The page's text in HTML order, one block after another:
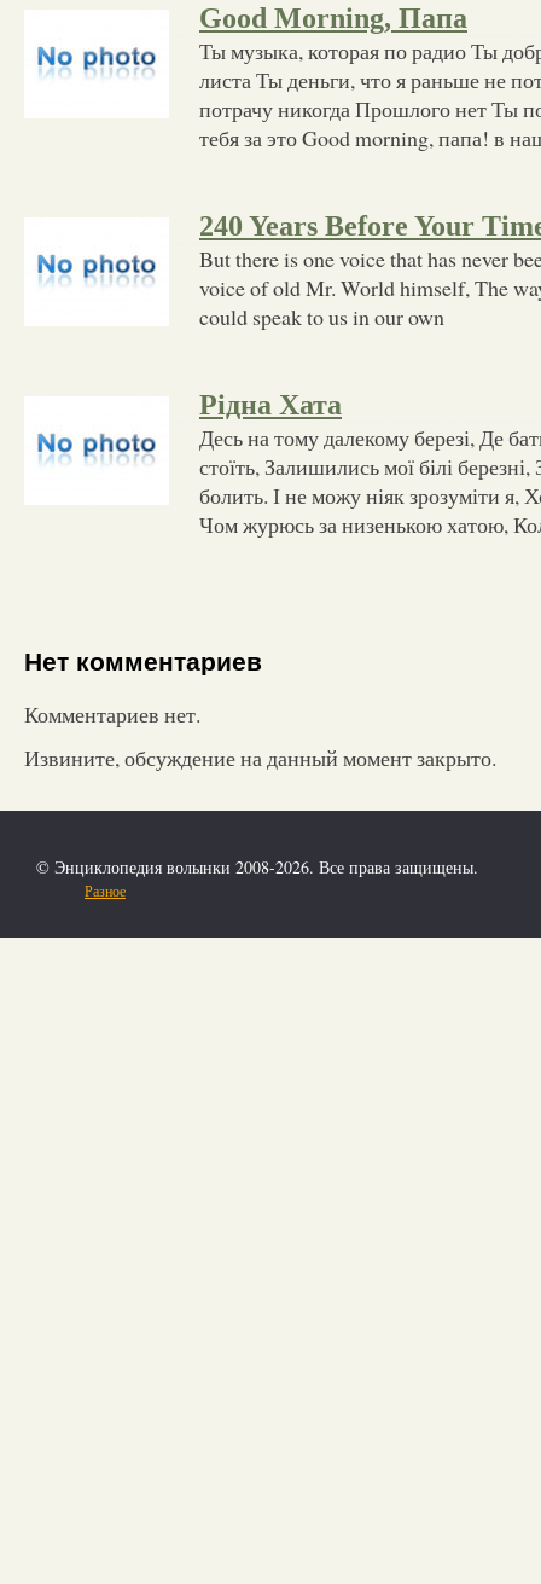
Good Morning, Папа
Ты музыка, которая по радио Ты
листа Ты деньги, что я раньше не
потрачу никогда Прошлого нет Ты
тебя за это Good morning, папа! в
240 Years Before Your
But there is one voice that has never
voice of old Mr. World himself, The
could speak to us in our own
Рідна Хата
Десь на тому далекому березі, Де
стоїть, Залишились мої білі
болить. І не можу ніяк зрозуміти я,
Чом журюсь за низенькою хатою,
Нет комментариев
Комментариев нет.
Извините, обсуждение на данный момент закрыто.
© Энциклопедия волынки 2008-2026. Все права защищены.
Разное